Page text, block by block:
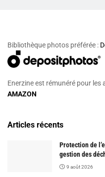
Bibliothèque photos préférée :
Enerzine est rémunéré pour
AMAZON
Articles récents
Protection de
gestion des
9 août 2026